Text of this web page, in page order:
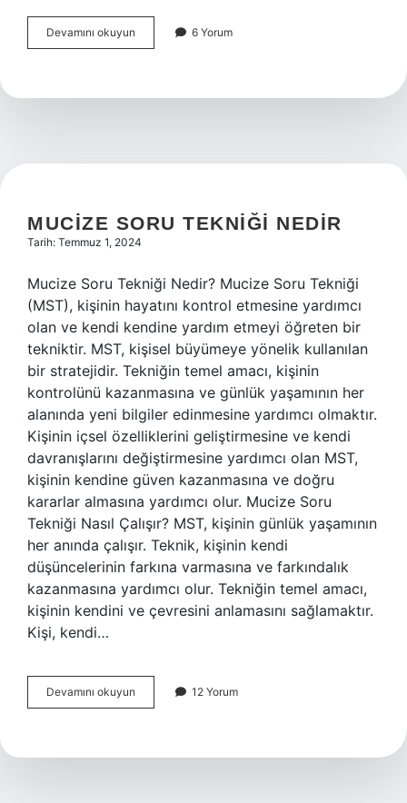
Devamını okuyun Düşünce
bozukluğu
6 Yorum
MUCIZE SORU TEKNIĞI NEDIR
Tarih: Temmuz 1, 2024
Mucize Soru Tekniği Nedir? Mucize Soru Tekniği
(MST), kişinin hayatını kontrol etmesine yardımcı
olan ve kendi kendine yardım etmeyi öğreten bir
tekniktir. MST, kişisel büyümeye yönelik kullanılan
bir stratejidir. Tekniğin temel amacı, kişinin
kontrolünü kazanmasına ve günlük yaşamının her
alanında yeni bilgiler edinmesine yardımcı olmaktır.
Kişinin içsel özelliklerini geliştirmesine ve kendi
davranışlarını değiştirmesine yardımcı olan MST,
kişinin kendine güven kazanmasına ve doğru
kararlar almasına yardımcı olur. Mucize Soru
Tekniği Nasıl Çalışır? MST, kişinin günlük yaşamının
her anında çalışır. Teknik, kişinin kendi
düşüncelerinin farkına varmasına ve farkındalık
kazanmasına yardımcı olur. Tekniğin temel amacı,
kişinin kendini ve çevresini anlamasını sağlamaktır.
Kişi, kendi…
Devamını okuyun
soru
12 Yorum